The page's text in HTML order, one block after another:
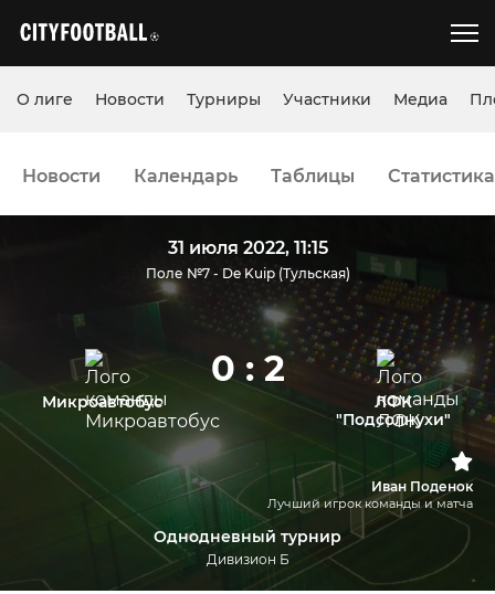
О лиге Новости Турниры Участники Медиа
Новости Календарь Таблицы Статистика
31 июля 2022, 11:15
Поле №7 - De Kuip (Тульская)
Микроавтобус
0 : 2
ЛФК
"Подсолнухи"
Иван Поденок
Лучший игрок команды и матча
Однодневный турнир
Дивизион Б